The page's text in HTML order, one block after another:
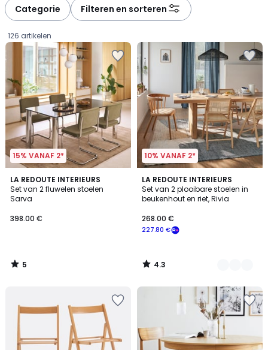
Categorie Filteren en sorteren
126 artikelen
15% VANAF 2*
LA REDOUTE INTERIEURS
Set van 2 fluwelen stoelen
Sarva
€.
398.00 €
5
/
5
5
/
10% VANAF 2*
LA REDOUTE INTERIEURS
Set van 2 plooibare stoelen in
beukenhout en riet, Rivia
227.80 €
268.00 €
4.3
/ 5
2
Kleuren
4.3
/